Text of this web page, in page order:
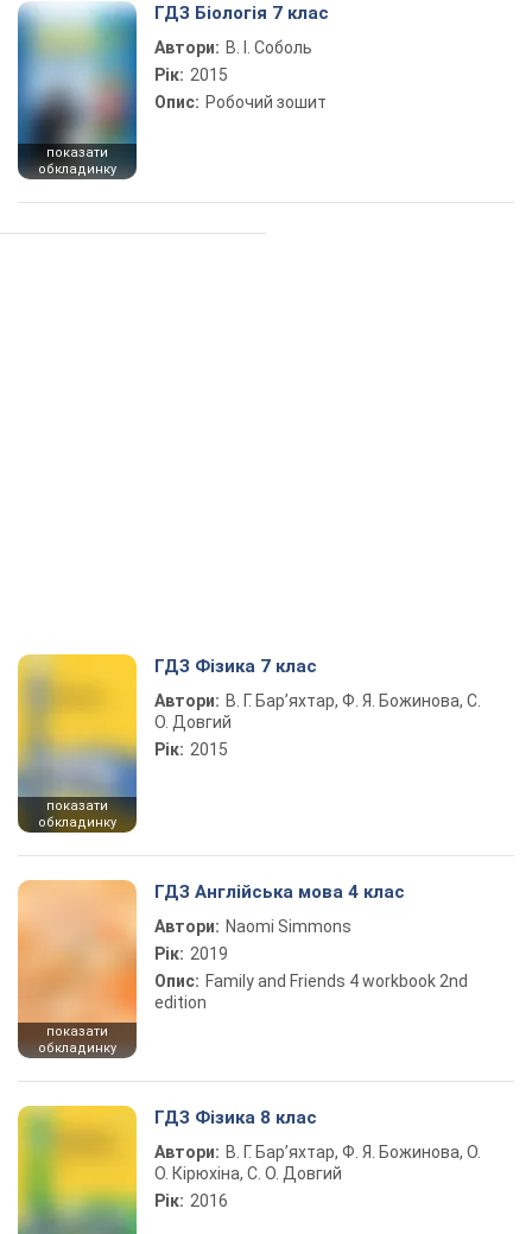
показати
обкладинку
ГДЗ Біологія 7 клас
Автори: В. І. Соболь
Рік: 2015
Опис: Робочий зошит
показати
обкладинку
ГДЗ Фізика 7 клас
Автори: В. Г. Бар’яхтар, Ф. Я. Божинова, С.
О. Довгий
Рік: 2015
показати
обкладинку
ГДЗ Англійська мова 4 клас
Автори: Naomi Simmons
Рік: 2019
Опис: Family and Friends 4 workbook 2nd
edition
ГДЗ Фізика 8 клас
Автори: В. Г. Бар’яхтар, Ф. Я. Божинова, О.
О. Кірюхіна, С. О. Довгий
Рік: 2016